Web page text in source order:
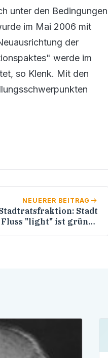
unter den Bedingungen
im Mai 2006 mit
der
werde im
so Klenk. Mit den
NEUERER BEITRAG
Stadt
Fluss "light" ist grüner